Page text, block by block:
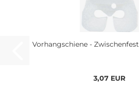
Vorhangschiene -
3,07 EUR